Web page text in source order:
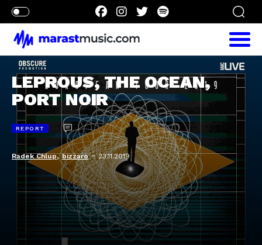
LEPROUS, THE OCEAN,
PORT NOIR
REPORT
Radek Chlup,bizzaro-23.11.2019